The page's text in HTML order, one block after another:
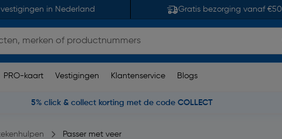
vestigingen in Nederland Gratis bezorging vanaf €50
PRO-kaart Vestigingen Klantenservice Blogs
5% click & collect korting met de code COLLECT
Passer met veer